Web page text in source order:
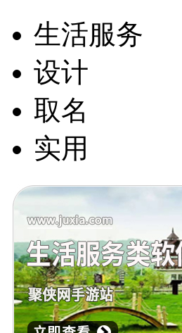
生活服务
设计
取名
实用